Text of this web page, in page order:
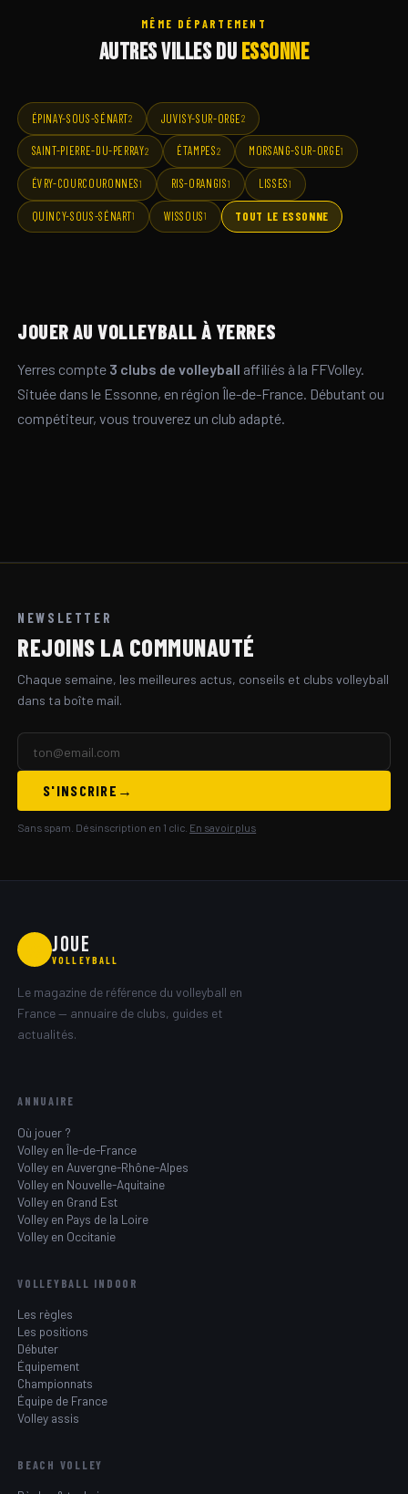
MÊME DÉPARTEMENT
AUTRES VILLES DUESSONNE
ÉPINAY-SOUS-SÉNART2 JUVISY-SUR-ORGE2
SAINT-PIERRE-DU-PERRAY2 ÉTAMPES2 MORSANG-SUR-ORGE1
ÉVRY-COURCOURONNES1 RIS-ORANGIS1 LISSES1
QUINCY-SOUS-SÉNART1 WISSOUS1 TOUT LE ESSONNE
JOUER AU VOLLEYBALL À YERRES
Yerres compte 3 clubs de volleyball affiliés à la FFVolley.
Située dans le Essonne, en région Île-de-France. Débutant ou
compétiteur, vous trouverez un club adapté.
NEWSLETTER
REJOINS LA COMMUNAUTÉ
Chaque semaine, les meilleures actus, conseils et clubs volleyball
dans ta boîte mail.
S'INSCRIRE
Sans spam. Désinscription en 1 clic. En savoir plus
JOUE
VOLLEYBALL
Le magazine de référence du volleyball en
France — annuaire de clubs, guides et
actualités.
ANNUAIRE
Où jouer ?
Volley en Île-de-France
Volley en Auvergne-Rhône-Alpes
Volley en Nouvelle-Aquitaine
Volley en Grand Est
Volley en Pays de la Loire
Volley en Occitanie
VOLLEYBALL INDOOR
Les règles
Les positions
Débuter
Équipement
Championnats
Équipe de France
Volley assis
BEACH VOLLEY